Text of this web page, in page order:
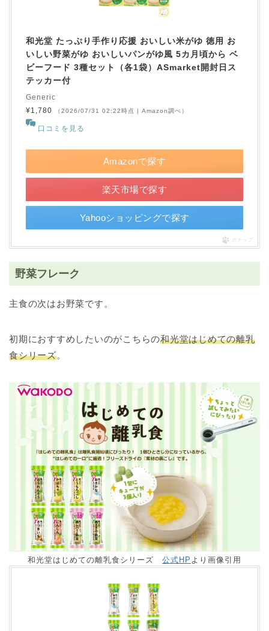
和光堂 たっぷり手作り応援 おいしい米がゆ 徳用 お
いしい野菜がゆ おいしいパンがゆ風 5カ月頃から ベ
ビーフード 3種セット（各1袋）ASmarket開封日ス
テッカー付
Generic
¥1,780
（2026/07/31 02:22時点 | Amazon調べ）
口コミを見る
Amazonで探す
楽天市場で探す
Yahooショッピングで探す
ポチップ
野菜フレーク
主食の次はお野菜です。
初期におすすめしたいのがこちらの和光堂はじめての離乳
食シリーズ。
和光堂はじめての離乳食シリーズ 公式HP より画像引用